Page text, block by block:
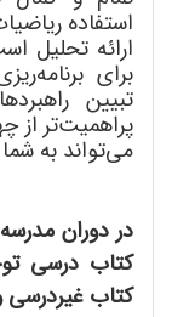
استفاده
ارائه تحلیل
برای برنامه
تبیین
پراهمیتتر از
میتواند به
در دوران
کتاب درسی
کتاب غیردرسی